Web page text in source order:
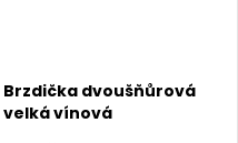
Brzdička dvoušňůrová
velká vínová